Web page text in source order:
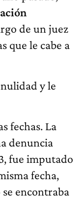
de un juez
que le cabe a
y le
fechas. La
denuncia
fue imputado
fecha,
encontraba